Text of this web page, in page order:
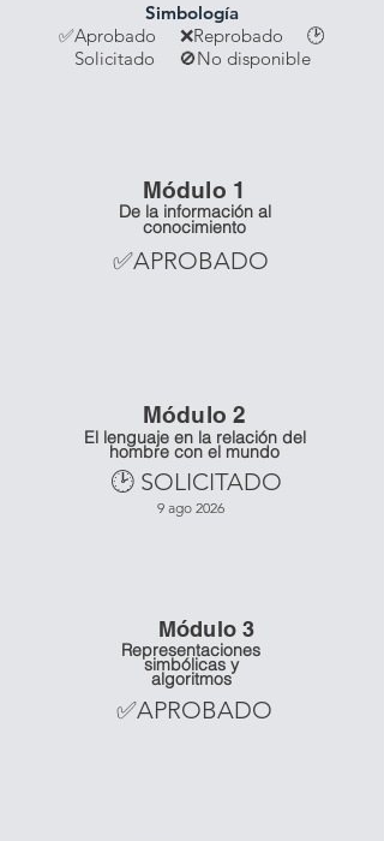
Simbología
✅Aprobado ❌Reprobado 🕑
Solicitado 🚫No disponible
Módulo 1
De la información al
conocimiento
✅APROBADO
Módulo 2
El lenguaje en la relación del
hombre con el mundo
🕑 SOLICITADO
9 ago 2026
Módulo 3
Representaciones
simbólicas y
algoritmos
✅APROBADO